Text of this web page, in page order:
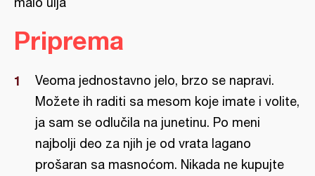
Priprema
Veoma jednostavno jelo, brzo se napravi.
Možete ih raditi sa mesom koje imate i volite,
ja sam se odlučila na junetinu. Po meni
najbolji deo za njih je od vrata lagano
prošaran sa masnoćom. Nikada ne kupujte